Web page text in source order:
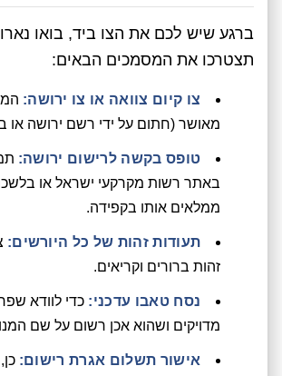
ברגע שיש לכם את הצו ביד, בואו
תצטרכו את המסמכים הבאים:
צו קיום צוואה או צו ירושה:
מאושר (חתום על ידי רשם ירושה או
טופס בקשה לרישום ירושה:
באתר רשות מקרקעי ישראל או
ממלאים אותו בקפידה.
תעודות זהות של כל היורשים:
זהות ברורים וקריאים.
נסח טאבו עדכני: כדי לוודא
מדויקים ושהוא אכן רשום על שם
אישור תשלום אגרת רישום: